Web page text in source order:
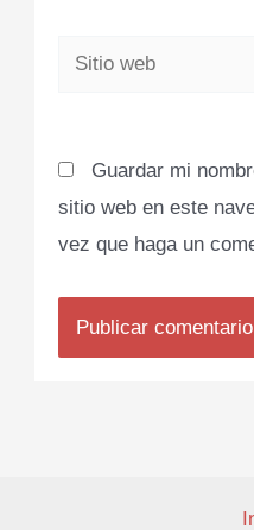
Sitio
Guardar mi
sitio web en este
vez que haga un